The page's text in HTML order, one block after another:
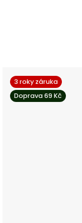
3 roky záruka
Doprava 69 Kč